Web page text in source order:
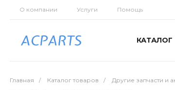
О компании Услуги Помощь
КАТАЛОГ
Главная / Каталог товаров / Другие запчасти и